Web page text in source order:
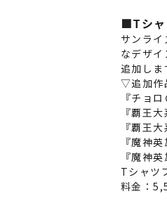
■Tシャ
サンラ
なデザ
追加しま
▽追加作
『チョ
『覇王
『覇王
『魔神
『魔神
Tシャツ
料金：